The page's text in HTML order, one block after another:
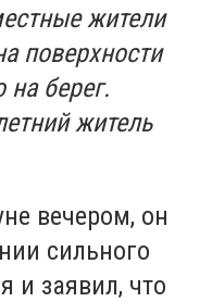
жители
поверхности
берег.
житель
вечером, он
сильного
и заявил, что